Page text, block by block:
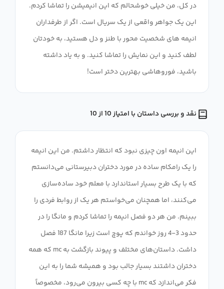
در کل، من خیلی خوشحالم که این انیمیشن را تماشا کردم.
این یک جواهر واقعی از یک سریال است. اگر از طرفداران
انیمه های شخصیت محور با طنز و دل هستید، به خودتان
لطف کنید و این نمایش را تماشا کنید. و به یاد داشته
باشید، فوروهاشی بهترین دختر است!
نقد و بررسی داستان با امتیاز 10 از 10
این انیمه اون چیزی نبود که انتظار داشتم. من این انیمه
را یک رامکام ساده در مورد دختران دبیرستانی می‌دانستم
که با یک طرح بسیار استاندارد با معلم خود ساده‌سازی
می‌کنند، اما همچنان می‌خواستم هر یک از روابط فردی را
ببینم. من هر دو فصل انیمه را تماشا کردم و مانگا را در
حدود 3-4 روز خواندم که پوچ است زیرا مانگا 187 فصل
داشت. داستان‌های مختلف و پیوند بازگشت به mc که همه
دختران داشتند بسیار جالب بود و همیشه شما را به این
فکر می‌اندازد که mc با چه کسی بیرون می‌رود، مخصوصاً